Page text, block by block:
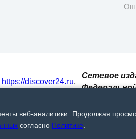
Сетевое
номер: ЭЛ №
https://discover24.ru,
2015-2026, 18+🔞
веб-аналитики. Продолжая
согласно Политике